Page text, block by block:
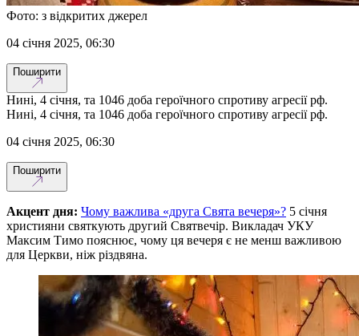
Фото: з відкритих джерел
04 січня 2025, 06:30
Поширити
Нині, 4 січня, та 1046 доба героїчного спротиву агресії рф.
Нині, 4 січня, та 1046 доба героїчного спротиву агресії рф.
04 січня 2025, 06:30
Поширити
Акцент дня: Чому важлива «друга Свята вечеря»? 5 січня
християни святкують другий Святвечір. Викладач УКУ
Максим Тимо пояснює, чому ця вечеря є не менш важливою
для Церкви, ніж різдвяна.